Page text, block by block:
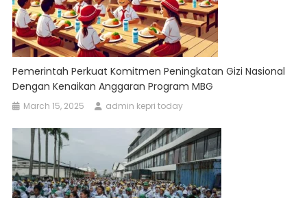
Pemerintah Perkuat Komitmen Peningkatan Gizi Nasional
Dengan Kenaikan Anggaran Program MBG
March 15, 2025 admin kepri today